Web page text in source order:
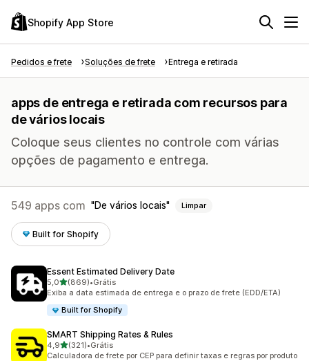
Shopify App Store
Pedidos e frete Soluções de frete Entrega e retirada
apps de entrega e retirada com recursos para
de vários locais
Coloque seus clientes no controle com várias
opções de pagamento e entrega.
549 apps com De vários locais Limpar
Built for Shopify
Essent Estimated Delivery Date
5,0de 5 estrelas
(869)
869 avaliações ao todo
•Grátis
Exiba a data estimada de entrega e o prazo de frete (EDD/ETA)
Built for Shopify
SMART Shipping Rates & Rules
4,9de 5 estrelas
(321)
321 avaliações ao todo
•Grátis
Calculadora de frete por CEP para definir taxas e regras por produto